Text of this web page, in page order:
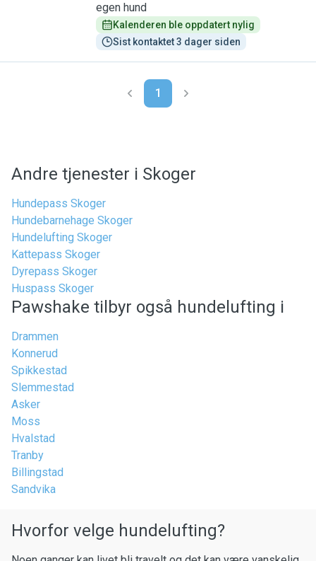
egen hund
Kalenderen ble oppdatert nylig
Sist kontaktet 3 dager siden
1
Andre tjenester i Skoger
Hundepass Skoger
Hundebarnehage Skoger
Hundelufting Skoger
Kattepass Skoger
Dyrepass Skoger
Huspass Skoger
Pawshake tilbyr også hundelufting i
Drammen
Konnerud
Spikkestad
Slemmestad
Asker
Moss
Hvalstad
Tranby
Billingstad
Sandvika
Hvorfor velge hundelufting?